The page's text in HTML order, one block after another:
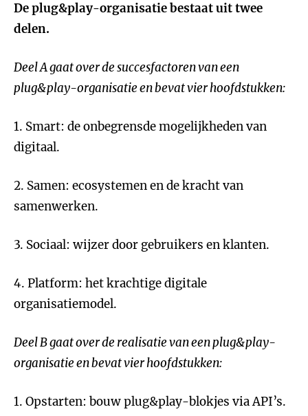
De plug&play-organisatie bestaat uit twee
delen.
Deel A gaat over de succesfactoren van een
plug&play-organisatie en bevat vier hoofdstukken:
1. Smart: de onbegrensde mogelijkheden van
digitaal.
2. Samen: ecosystemen en de kracht van
samenwerken.
3. Sociaal: wijzer door gebruikers en klanten.
4. Platform: het krachtige digitale
organisatiemodel.
Deel B gaat over de realisatie van een plug&play-
organisatie en bevat vier hoofdstukken:
1. Opstarten: bouw plug&play-blokjes via API’s.